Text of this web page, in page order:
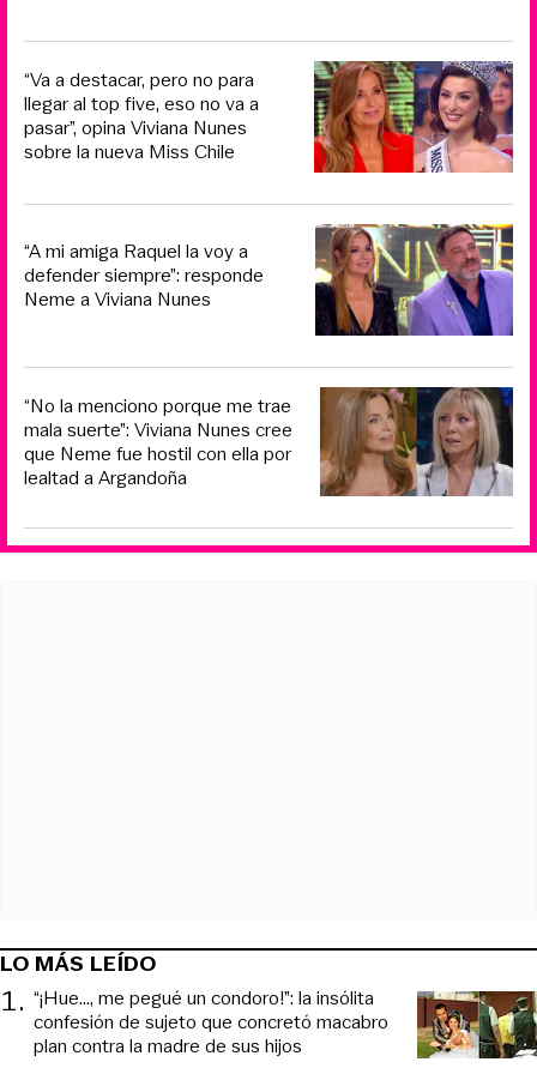
“Va a destacar, pero no para
llegar al top five, eso no va a
pasar”, opina Viviana Nunes
sobre la nueva Miss Chile
“A mi amiga Raquel la voy a
defender siempre”: responde
Neme a Viviana Nunes
“No la menciono porque me trae
mala suerte”: Viviana Nunes cree
que Neme fue hostil con ella por
lealtad a Argandoña
LO MÁS LEÍDO
1. “¡Hue..., me pegué un condoro!”: la insólita
confesión de sujeto que concretó macabro
plan contra la madre de sus hijos